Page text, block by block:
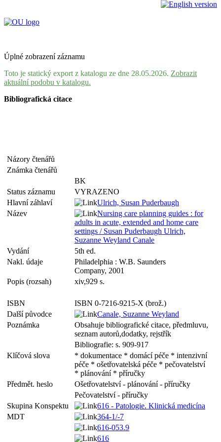
Úplné zobrazení záznamu
Toto je statický export z katalogu ze dne 28.05.2026. Zobrazit
aktuální podobu v katalogu.
Bibliografická citace
Názory čtenářů
Známka čtenářů
BK
Status záznamu
VYRAZENO
Hlavní záhlaví
Ulrich, Susan Puderbaugh
Název
Nursing care planning guides : for
adults in acute, extended and home care
settings / Susan Puderbaugh Ulrich,
Suzanne Weyland Canale
Vydání
5th ed.
Nakl. údaje
Philadelphia : W.B. Saunders
Company, 2001
Popis (rozsah)
xiv,929 s.
ISBN
ISBN 0-7216-9215-X (brož.)
Další původce
Canale, Suzanne Weyland
Poznámka
Obsahuje bibliografické citace, předmluvu,
seznam autorů,dodatky, rejstřík
Bibliografie: s. 909-917
Klíčová slova
* dokumentace * domácí péče * intenzivní
péče * ošetřovatelská péče * pečovatelství
* plánování * příručky
Předmět. heslo
Ošetřovatelství - plánování - příručky
Pečovatelství - příručky
Skupina Konspektu
616 - Patologie. Klinická medicína
MDT
364-1/-7
616-053.9
616